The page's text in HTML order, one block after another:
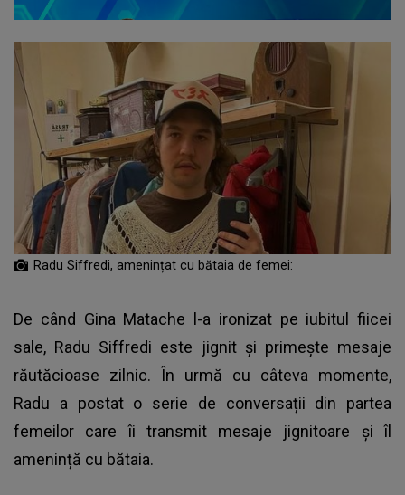
Radu Siffredi, amenințat cu bătaia de femei:
De când Gina Matache l-a ironizat pe iubitul fiicei
sale, Radu Siffredi este jignit și primește mesaje
răutăcioase zilnic. În urmă cu câteva momente,
Radu a postat o serie de conversații din partea
femeilor care îi transmit mesaje jignitoare și îl
amenință cu bătaia.